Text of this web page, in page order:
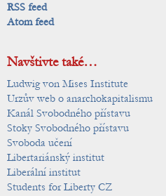
RSS feed
Atom feed
Navštivte také…
Ludwig von Mises Institute
Urzův web o anarchokapitalismu
Kanál Svobodného přístavu
Stoky Svobodného přístavu
Svoboda učení
Libertariánský institut
Liberální institut
Students for Liberty CZ